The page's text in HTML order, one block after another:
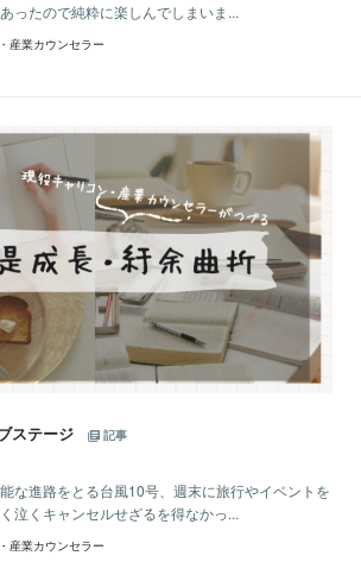
ったので純粋に楽しんでしまいま...
産業カウンセラー
ステージ
記事
な進路をとる台風10号、週末に旅行やイベントを
泣くキャンセルせざるを得なかっ...
産業カウンセラー